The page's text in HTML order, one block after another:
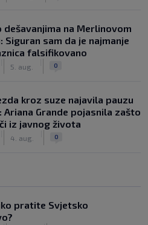
dešavanjima na Merlinovom
Siguran sam da je najmanje
falsifikovano
5. aug. 0
kroz suze najavila pauzu
Ariana Grande pojasnila zašto
iz javnog života
4. aug. 0
pratite Svjetsko